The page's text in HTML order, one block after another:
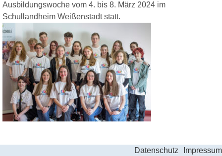
Ausbildungswoche vom 4. bis 8. März 2024 im
Schullandheim Weißenstadt statt.
Impressum
Datenschutz